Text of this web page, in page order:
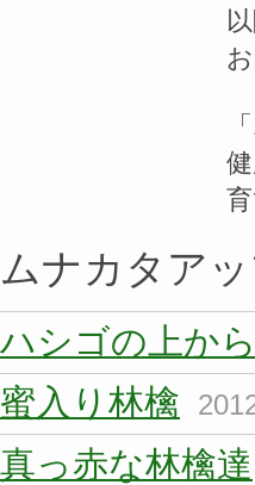
ムナカタア
ハシゴの上か
蜜入り林檎
真っ赤な林檎達